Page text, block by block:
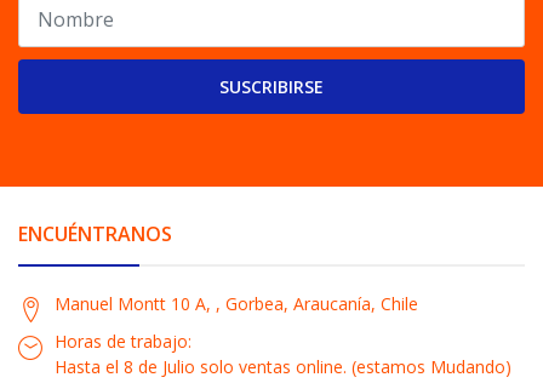
SUSCRIBIRSE
ENCUÉNTRANOS
Manuel Montt 10 A, , Gorbea, Araucanía, Chile
Horas de trabajo:
Hasta el 8 de Julio solo ventas online. (estamos Mudando)